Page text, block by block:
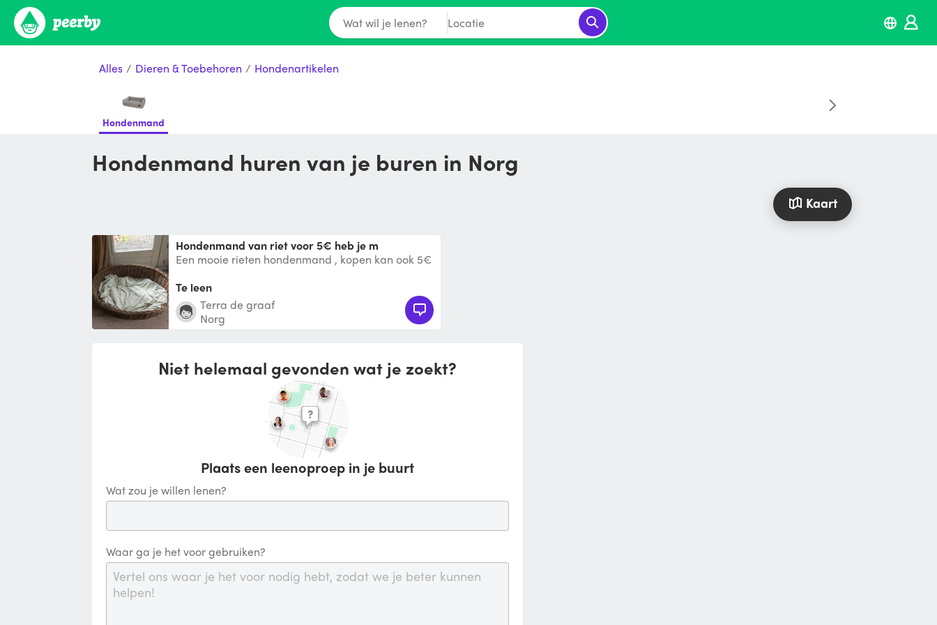
Wat wil je lenen? Locatie
Alles / Dieren & Toebehoren / Hondenartikelen
Hondenmand
Hondenmand huren van je buren in Norg
Kaart
Hondenmand van riet voor 5€ heb je m
Een mooie rieten hondenmand , kopen kan ook 5€
Te leen
Terra de graaf
Norg
Niet helemaal gevonden wat je zoekt?
Plaats een leenoproep in je buurt
Wat zou je willen lenen?
Waar ga je het voor gebruiken?